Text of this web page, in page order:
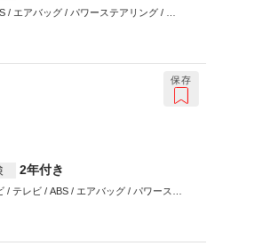
エアバッグ / パワーステアリング / パ
2年付き
テレビ / ABS / エアバッグ / パワーステ
保存